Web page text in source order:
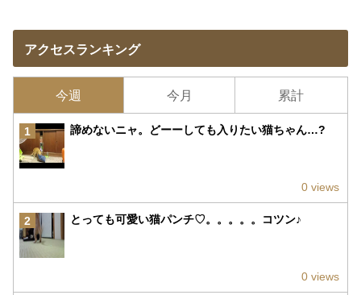
アクセスランキング
今週 今月 累計
1 諦めないニャ。どーーしても入りたい猫ちゃん…?
0 views
2 とっても可愛い猫パンチ♡。。。。。コツン♪
0 views